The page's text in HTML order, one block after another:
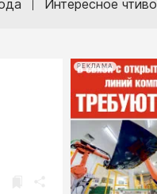
Интересное чтиво
РЕКЛАМА